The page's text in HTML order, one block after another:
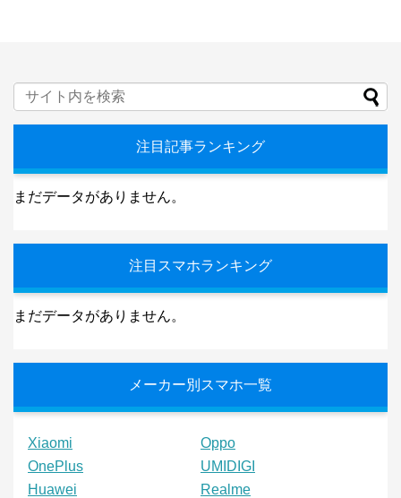
注目記事ランキング
まだデータがありません。
注目スマホランキング
まだデータがありません。
メーカー別スマホ一覧
Xiaomi
Oppo
OnePlus
UMIDIGI
Huawei
Realme